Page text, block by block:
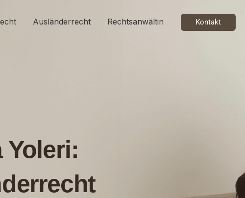
Ausländerrecht Rechtsanwältin Kontakt